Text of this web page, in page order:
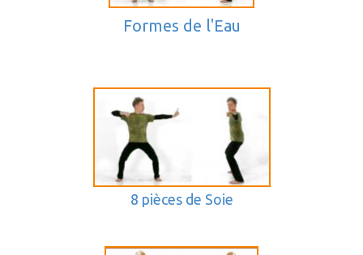
Formes de l'Eau
8 pièces de Soie